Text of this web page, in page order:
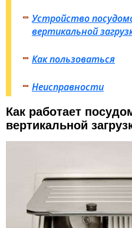
Устройство
вертикальной
Как пользоваться
Неисправности
Как работает
вертикальной